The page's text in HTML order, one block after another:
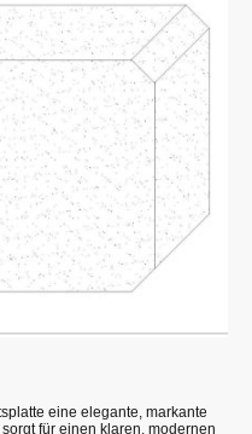
eine elegante, markante
für einen klaren, modernen